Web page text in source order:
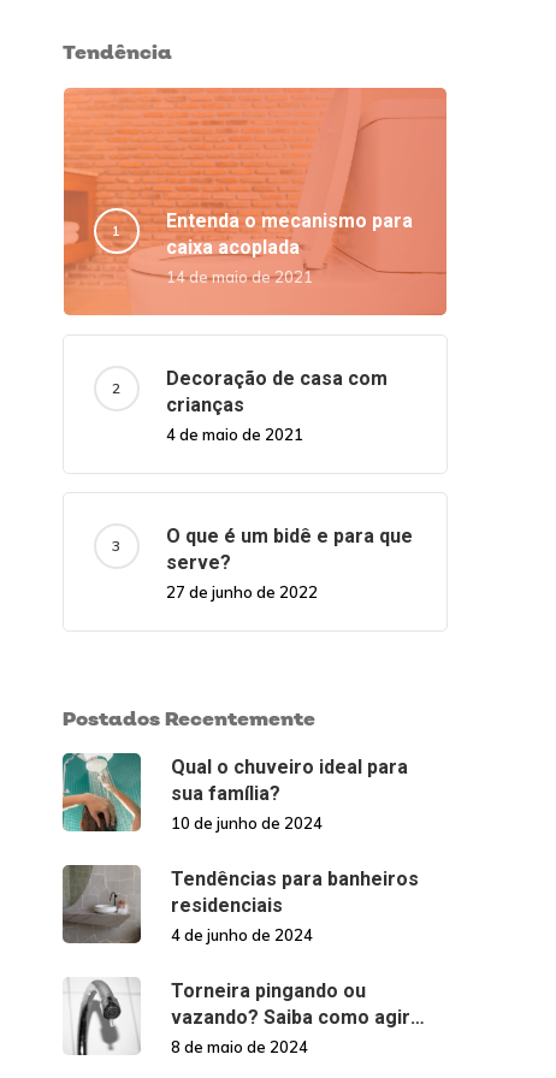
Tendência
Entenda o mecanismo para
caixa acoplada
14 de maio de 2021
Decoração de casa com
crianças
4 de maio de 2021
O que é um bidê e para que
serve?
27 de junho de 2022
Postados Recentemente
Qual o chuveiro ideal para
sua família?
10 de junho de 2024
Tendências para banheiros
residenciais
4 de junho de 2024
Torneira pingando ou
vazando? Saiba como agir
nessas situações!
8 de maio de 2024